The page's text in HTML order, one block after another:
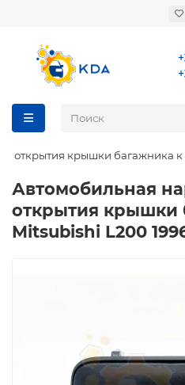
открытия крышки багажника к
Автомобильная
открытия крышки
Mitsubishi L200